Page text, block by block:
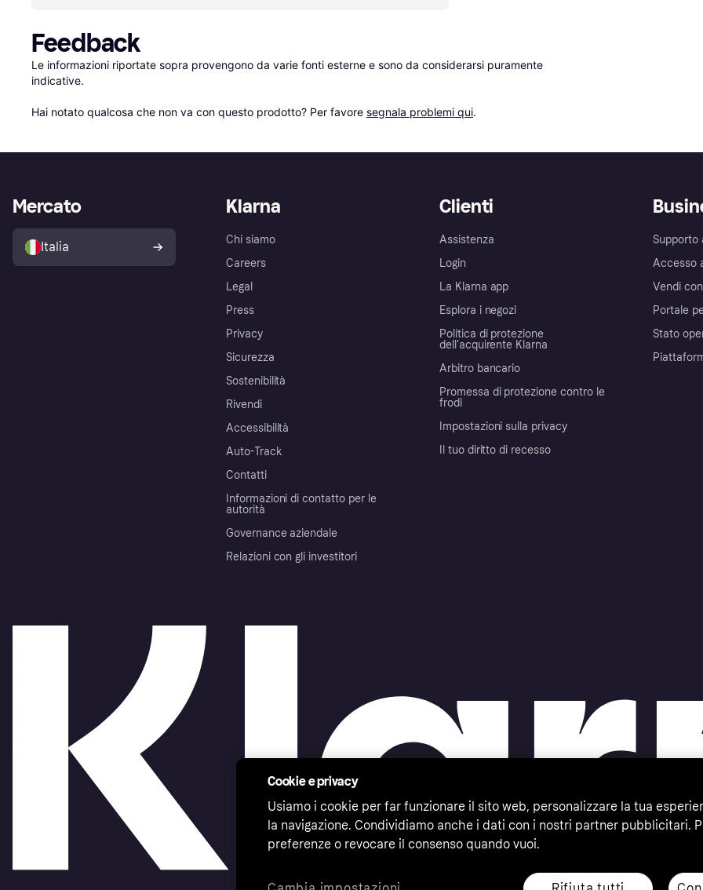
Feedback
Le informazioni riportate sopra provengono da varie fonti esterne e sono da considerarsi puramente
indicative.
Hai notato qualcosa che non va con questo prodotto? Per favore segnala problemi qui.
Klarna
Chi siamo
Careers
Legal
Press
Privacy
Sicurezza
Sostenibilità
Rivendi
Accessibilità
Auto-Track
Contatti
Informazioni di contatto per le
autorità
Governance aziendale
Relazioni con gli investitori
Clienti
Assistenza
Login
La Klarna app
Esplora i negozi
Politica di protezione
dell'acquirente Klarna
Arbitro bancario
Promessa di protezione contro le
frodi
Impostazioni sulla privacy
Il tuo diritto di recesso
Supporto
Accesso
Vendi
Portale
Stato
Mercato
Italia
Cookie e privacy
Usiamo i cookie per far funzionare il sito web, personalizzare la tua
la navigazione. Condividiamo anche i dati con i nostri partner pubblicitari.
preferenze o revocare il consenso quando vuoi.